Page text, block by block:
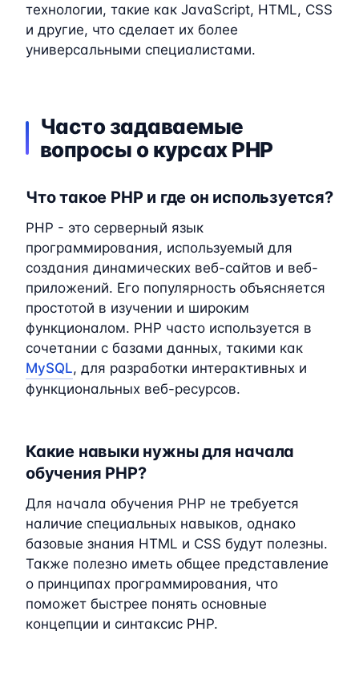
технологии, такие как JavaScript, HTML, CSS
и другие, что сделает их более
универсальными специалистами.
Часто задаваемые
вопросы о курсах PHP
Что такое PHP и где он используется?
PHP - это серверный язык
программирования, используемый для
создания динамических веб-сайтов и веб-
приложений. Его популярность объясняется
простотой в изучении и широким
функционалом. PHP часто используется в
сочетании с базами данных, такими как
MySQL, для разработки интерактивных и
функциональных веб-ресурсов.
Какие навыки нужны для начала
обучения PHP?
Для начала обучения PHP не требуется
наличие специальных навыков, однако
базовые знания HTML и CSS будут полезны.
Также полезно иметь общее представление
о принципах программирования, что
поможет быстрее понять основные
концепции и синтаксис PHP.